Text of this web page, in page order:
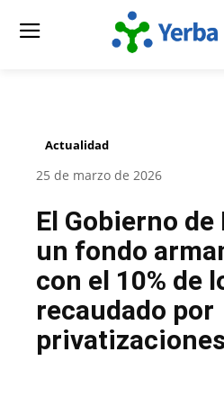
Actualidad
25 de marzo de 2026
El Gobierno
un fondo
con el 10% de
recaudado por